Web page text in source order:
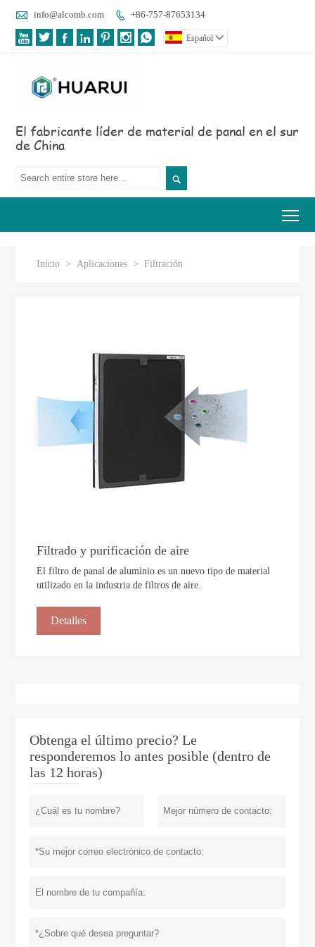
 info@alcomb.com  +86-757-87653134
       Español 
El fabricante líder de material de panal en el sur
de China

Inicio > Aplicaciones > Filtración
Filtrado y purificación de aire
El filtro de panal de aluminio es un nuevo tipo de material
utilizado en la industria de filtros de aire.
Detalles
Obtenga el último precio? Le
responderemos lo antes posible (dentro de
las 12 horas)